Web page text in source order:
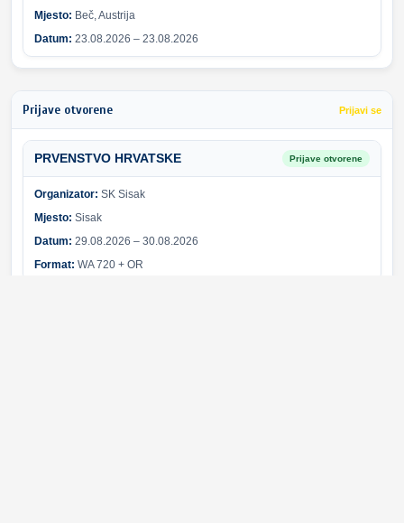
Mjesto: Beč, Austrija
Datum: 23.08.2026 – 23.08.2026
Prijave otvorene Prijavi se
PRVENSTVO HRVATSKE Prijave otvorene
Organizator: SK Sisak
Mjesto: Sisak
Datum: 29.08.2026 – 30.08.2026
Format: WA 720 + OR